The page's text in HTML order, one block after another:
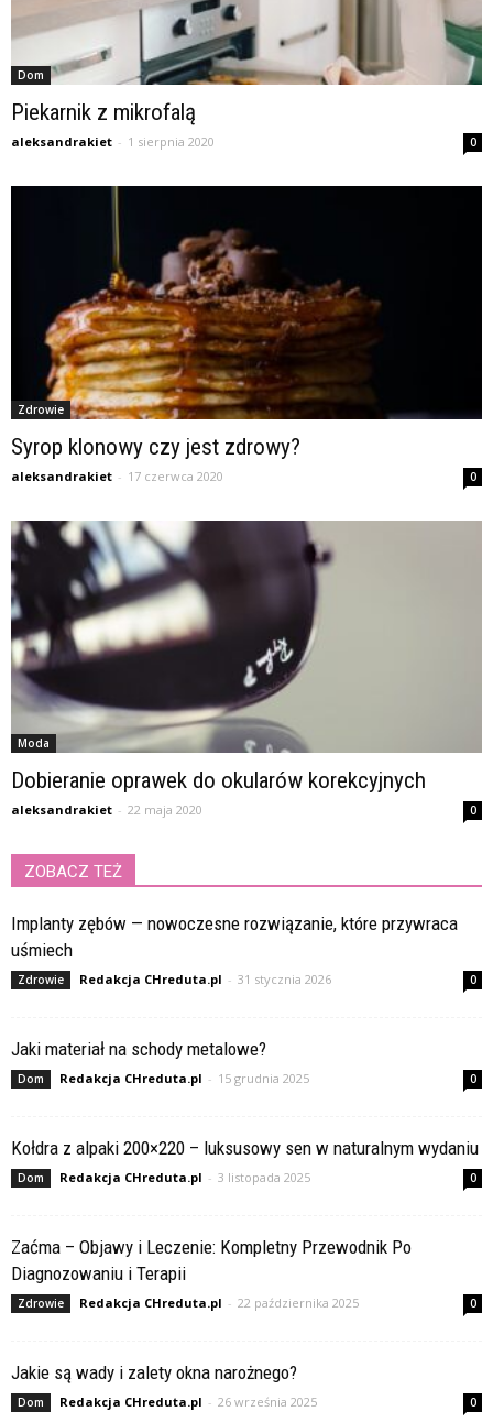
Dom
Piekarnik z mikrofalą
aleksandrakiet - 1 sierpnia 2020 0
Zdrowie
Syrop klonowy czy jest zdrowy?
aleksandrakiet - 17 czerwca 2020 0
Moda
Dobieranie oprawek do okularów korekcyjnych
aleksandrakiet - 22 maja 2020 0
ZOBACZ TEŻ
Implanty zębów — nowoczesne rozwiązanie, które przywraca
uśmiech
Zdrowie Redakcja CHreduta.pl - 31 stycznia 2026 0
Jaki materiał na schody metalowe?
Dom Redakcja CHreduta.pl - 15 grudnia 2025 0
Kołdra z alpaki 200×220 – luksusowy sen w naturalnym wydaniu
Dom Redakcja CHreduta.pl - 3 listopada 2025 0
Zaćma – Objawy i Leczenie: Kompletny Przewodnik Po
Diagnozowaniu i Terapii
Zdrowie Redakcja CHreduta.pl - 22 października 2025 0
Jakie są wady i zalety okna narożnego?
Dom Redakcja CHreduta.pl - 26 września 2025 0